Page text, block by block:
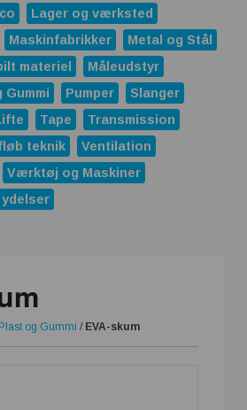
Lager og værksted
Maskinfabrikker
Metal og Stål
materiel
Måleudstyr
Gummi Pumper
Slanger
Tape
Transmission
teknik
Ventilation
Værktøj og Maskiner
Plast og Gummi / EVA-skum